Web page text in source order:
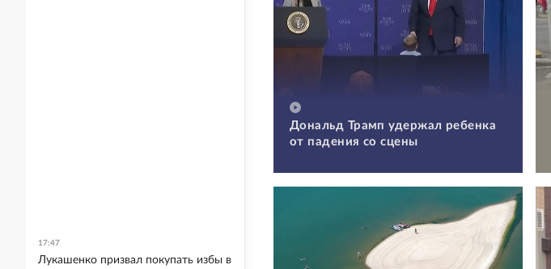
Дональд Трамп удержал ребенка
от падения со сцены
17:47
Лукашенко призвал покупать избы в